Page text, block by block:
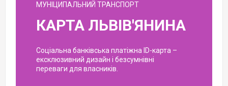
МУНІЦИПАЛЬНИЙ ТРАНСПОРТ
КАРТА ЛЬВІВ'ЯНИНА
Соціальна банківська платіжна ID-карта –
ексклюзивний дизайн і безсумнівні
переваги для власників.